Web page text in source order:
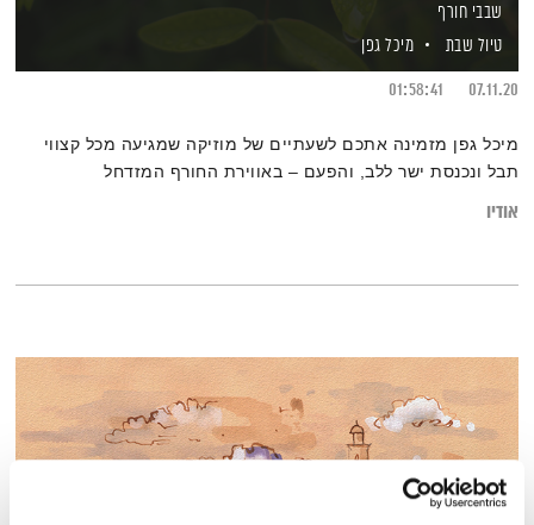
שבבי חורף
טיול שבת
מיכל גפן
07.11.20
01:58:41
מיכל גפן מזמינה אתכם לשעתיים של מוזיקה שמגיעה מכל קצווי
תבל ונכנסת ישר ללב, והפעם – באווירת החורף המזדחל
אודיו